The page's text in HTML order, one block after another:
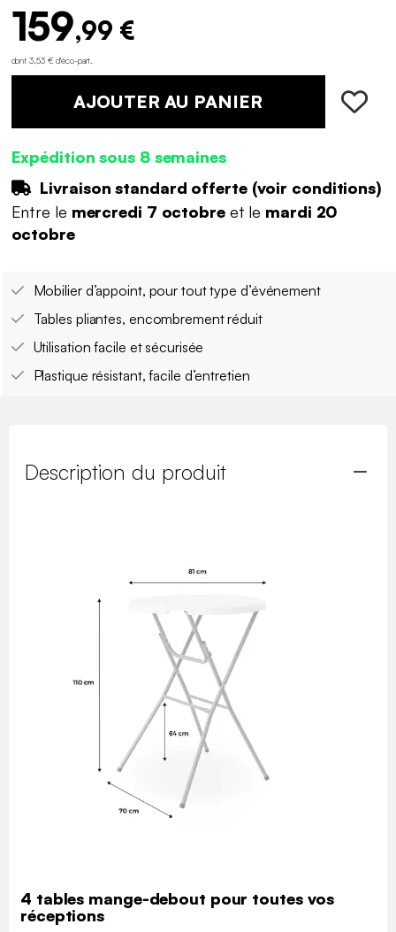
159,99 €
dont 3,53 € d'éco-part
AJOUTER AU PANIER
Expédition sous 8 semaines
Livraison standard offerte (voir conditions)
Entre le mercredi 7 octobreet le mardi 20
octobre
Mobilier d’appoint, pour tout type d’événement
Tables pliantes, encombrement réduit
Utilisation facile et sécurisée
Plastique résistant, facile d’entretien
Description du produit
4 tables mange-debout pour toutes vos
réceptions